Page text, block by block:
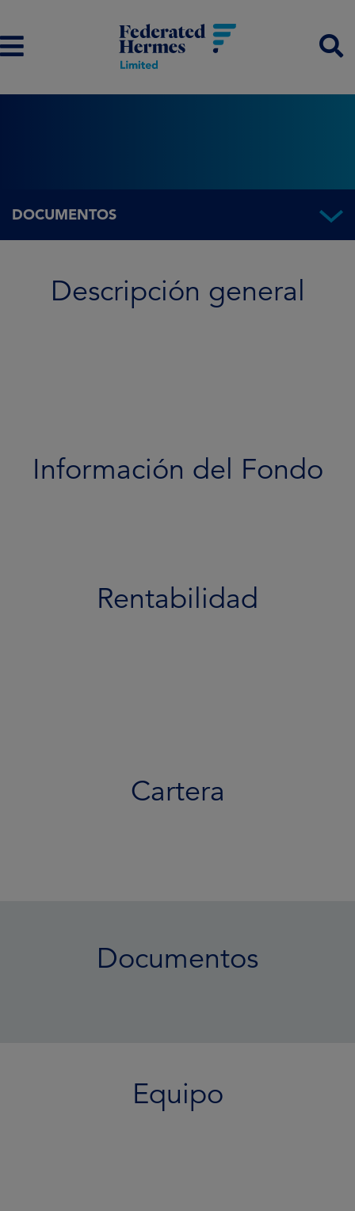
DOCUMENTOS
Información del Fondo
Documentos
Descripción general
Información del Fondo
Rentabilidad
Cartera
Documentos
Equipo